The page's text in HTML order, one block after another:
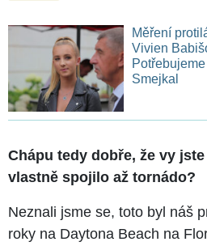
Měření
Vivien
Smejkal
Chápu tedy dobře, že vy
vlastně spojilo až tornádo?
Neznali jsme se, toto byl náš
roky na Daytona Beach na